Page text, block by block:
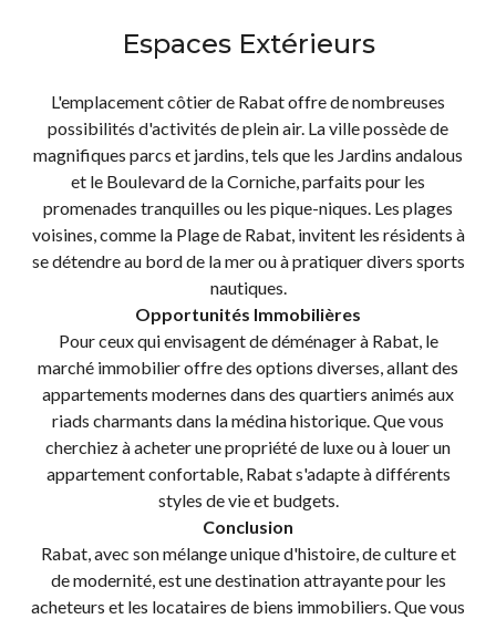
Espaces Extérieurs
L'emplacement côtier de Rabat offre de nombreuses
possibilités d'activités de plein air. La ville possède de
magnifiques parcs et jardins, tels que les Jardins andalous
et le Boulevard de la Corniche, parfaits pour les
promenades tranquilles ou les pique-niques. Les plages
voisines, comme la Plage de Rabat, invitent les résidents à
se détendre au bord de la mer ou à pratiquer divers sports
nautiques.
Opportunités Immobilières
Pour ceux qui envisagent de déménager à Rabat, le
marché immobilier offre des options diverses, allant des
appartements modernes dans des quartiers animés aux
riads charmants dans la médina historique. Que vous
cherchiez à acheter une propriété de luxe ou à louer un
appartement confortable, Rabat s'adapte à différents
styles de vie et budgets.
Conclusion
Rabat, avec son mélange unique d'histoire, de culture et
de modernité, est une destination attrayante pour les
acheteurs et les locataires de biens immobiliers. Que vous